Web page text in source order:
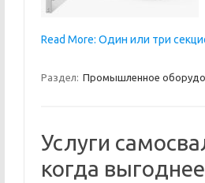
Read More: Один или три
Раздел: Промышленное
Услуги
когда